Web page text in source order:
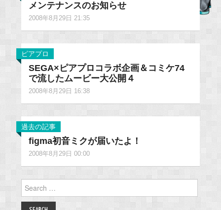
メンテナンスのお知らせ
2008年8月29日 21:35
ピアプロ
SEGA×ピアプロコラボ企画＆コミケ74
で流したムービー大公開４
2008年8月29日 16:38
過去の記事
figma初音ミクが届いたよ！
2008年8月29日 00:00
Search
for: